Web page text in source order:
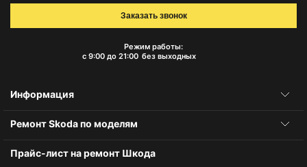
Режим работы:
с 9:00 до 21:00 без выходных
Заказать звонок
Информация
Ремонт Skoda по моделям
Прайс-лист на ремонт Шкода